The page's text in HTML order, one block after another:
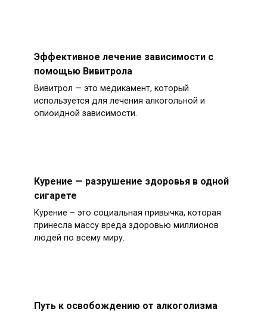
Эффективное лечение зависимости с
помощью Вивитрола
Вивитрол — это медикамент, который
используется для лечения алкогольной и
опиоидной зависимости.
Курение — разрушение здоровья в одной
сигарете
Курение – это социальная привычка, которая
принесла массу вреда здоровью миллионов
людей по всему миру.
Путь к освобождению от алкоголизма